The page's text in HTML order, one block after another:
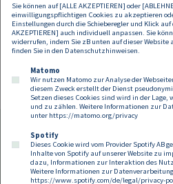
Kontakt Datenschutz
Compliance
Cookies
Sie können auf [ALLE AKZEPTIEREN] oder
einwilligungspflichtigen Cookies zu akzeptieren
Einstellungen durch die Schieberegler und Klick auf
AKZEPTIEREN] auch individuell anpassen. Sie
widerrufen, indem Sie zB unten auf dieser
finden Sie in den Datenschutzhinweisen.
Matomo
Wir nutzen Matomo zur Analyse der
diesem Zweck erstellt der Dienst
Setzen dieses Cookies sind wird in der
und zu zählen. Weitere Informationen zur
unter https://matomo.org/privacy
Spotify
Dieses Cookie wird vom Provider Spotify AB
Inhalte von Spotify auf unserer Website zu
dazu, Informationen zur Interaktion des
Weitere Informationen zur
https://www.spotify.com/de/legal/privacy-